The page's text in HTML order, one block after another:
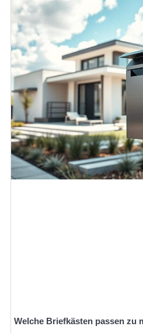
Welche Briefkästen passen zu